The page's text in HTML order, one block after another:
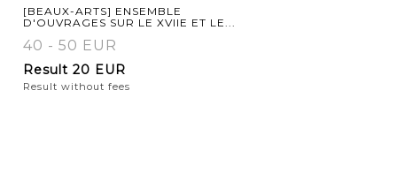
[BEAUX-ARTS] ENSEMBLE
D'OUVRAGES SUR LE XVIIE ET LE...
40 - 50 EUR
Result 20 EUR
Result without fees